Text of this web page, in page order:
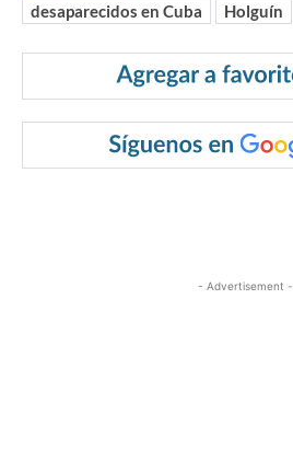
desaparecidos en Cuba
Holguín
- Advertisement -